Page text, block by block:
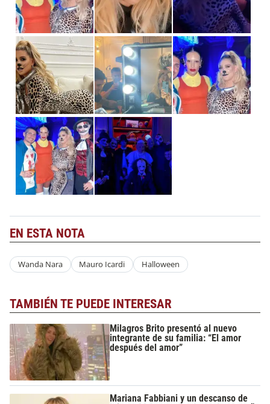
EN ESTA NOTA
Wanda Nara Mauro Icardi Halloween
TAMBIÉN TE PUEDE INTERESAR
Milagros Brito presentó al nuevo
integrante de su familia: “El amor
después del amor”
Mariana Fabbiani y un descanso de